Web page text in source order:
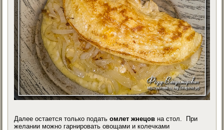
Далее остается только податьомлет жнецов на стол. При
желании можно гарнировать овощами и колечками